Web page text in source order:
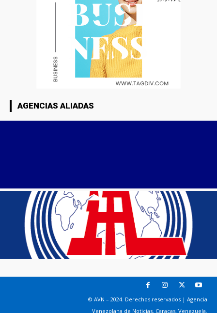
AGENCIAS ALIADAS
© AVN – 2024. Derechos reservados | Agencia
Venezolana de Noticias. Caracas, Venezuela.